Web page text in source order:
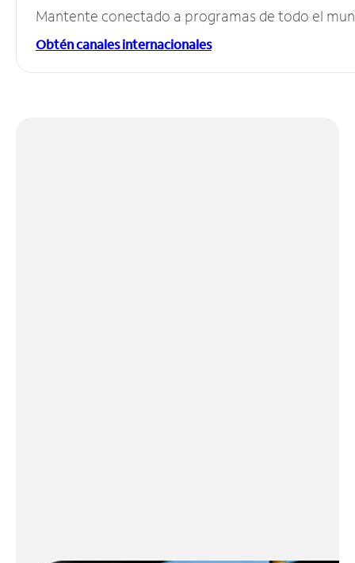
Mantente conectado a programas de todo el
Obtén canales internacionales